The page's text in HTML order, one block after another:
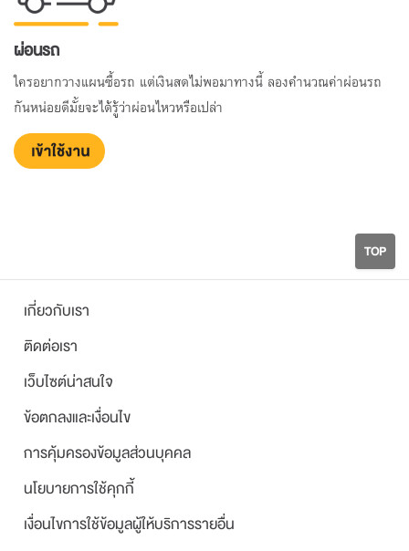
ผ่อนรถ
ใครอยากวางแผนซื้อรถ แต่เงินสดไม่พอมาทางนี้ ลองคำนวณค่าผ่อนรถ
กันหน่อยดีมั้ยจะได้รู้ว่าผ่อนไหวหรือเปล่า
TOP
เกี่ยวกับเรา
ติดต่อเรา
เว็บไซต์น่าสนใจ
ข้อตกลงและเงื่อนไข
การคุ้มครองข้อมูลส่วนบุคคล
นโยบายการใช้คุกกี้
เงื่อนไขการใช้ข้อมูลผู้ให้บริการรายอื่น